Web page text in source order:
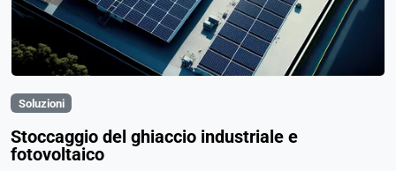
Soluzioni
Stoccaggio del ghiaccio industriale e
fotovoltaico